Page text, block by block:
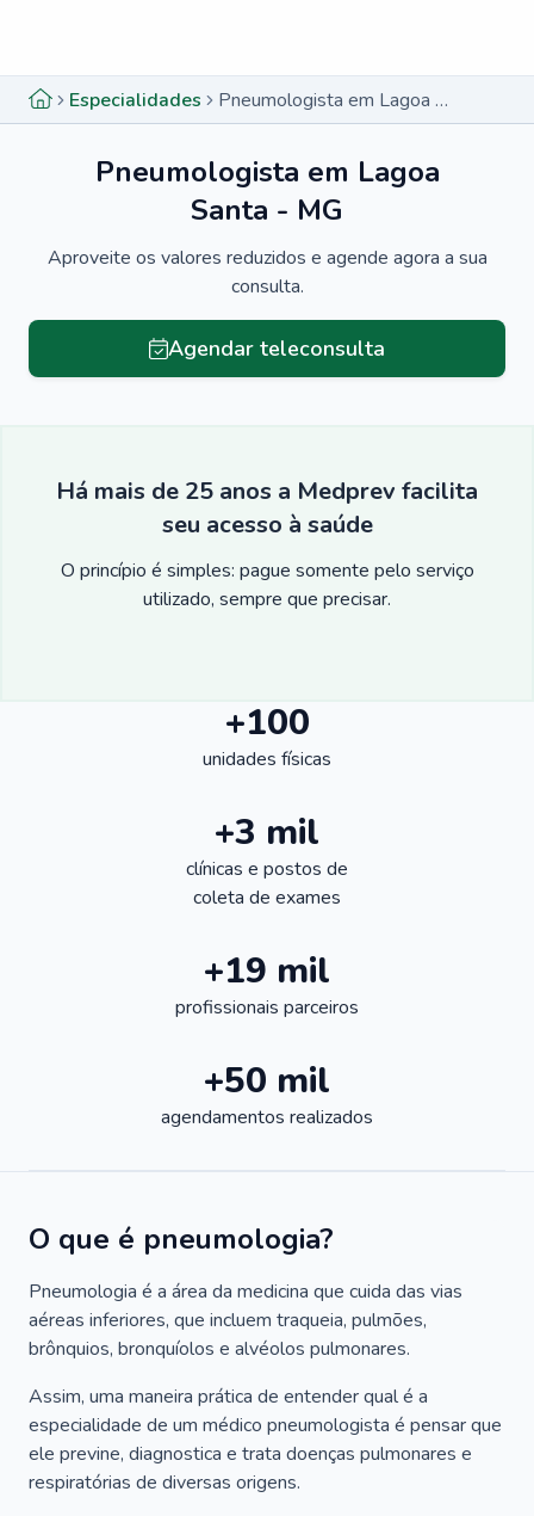
Especialidades Pneumologista em Lagoa Santa - MG
Pneumologista em Lagoa
Santa - MG
Aproveite os valores reduzidos e agende agora a sua
consulta.
Agendar teleconsulta
Há mais de 25 anos a Medprev facilita
seu acesso à saúde
O princípio é simples: pague somente pelo serviço
utilizado, sempre que precisar.
+100
unidades físicas
+3 mil
clínicas e postos de
coleta de exames
+19 mil
profissionais parceiros
+50 mil
agendamentos realizados
O que é pneumologia?
Pneumologia é a área da medicina que cuida das vias
aéreas inferiores, que incluem traqueia, pulmões,
brônquios, bronquíolos e alvéolos pulmonares.
Assim, uma maneira prática de entender qual é a
especialidade de um médico pneumologista é pensar que
ele previne, diagnostica e trata doenças pulmonares e
respiratórias de diversas origens.